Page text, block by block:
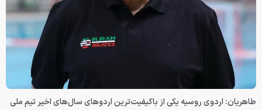
طاهریان: اردوی روسیه یکی از باکیفیت‌ترین اردوهای سال‌های اخیر تیم ملی